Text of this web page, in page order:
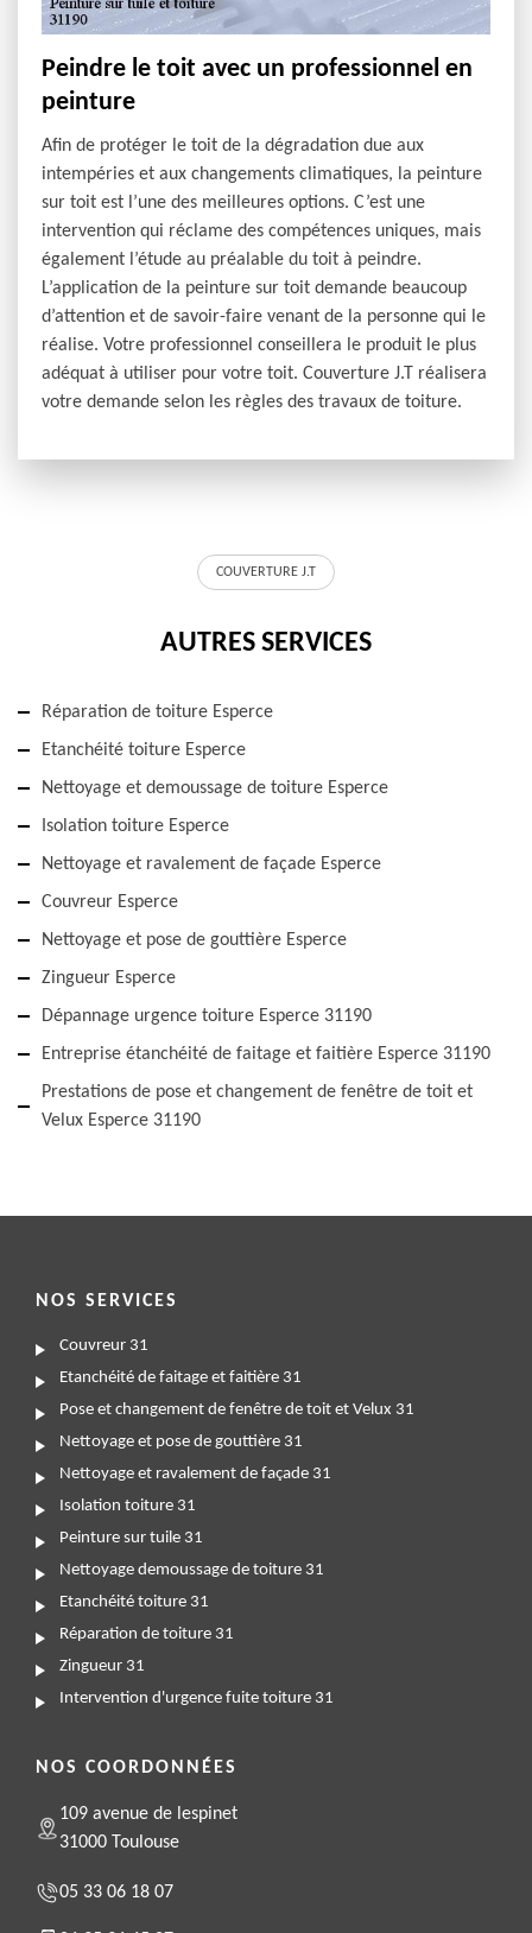
Peindre le toit avec un professionnel en
peinture
Afin de protéger le toit de la dégradation due aux
intempéries et aux changements climatiques, la peinture
sur toit est l’une des meilleures options. C’est une
intervention qui réclame des compétences uniques, mais
également l’étude au préalable du toit à peindre.
L’application de la peinture sur toit demande beaucoup
d’attention et de savoir-faire venant de la personne qui le
réalise. Votre professionnel conseillera le produit le plus
adéquat à utiliser pour votre toit. Couverture J.T réalisera
votre demande selon les règles des travaux de toiture.
COUVERTURE J.T
AUTRES SERVICES
Réparation de toiture Esperce
Etanchéité toiture Esperce
Nettoyage et demoussage de toiture Esperce
Isolation toiture Esperce
Nettoyage et ravalement de façade Esperce
Couvreur Esperce
Nettoyage et pose de gouttière Esperce
Zingueur Esperce
Dépannage urgence toiture Esperce 31190
Entreprise étanchéité de faitage et faitière Esperce 31190
Prestations de pose et changement de fenêtre de toit et
Velux Esperce 31190
NOS SERVICES
Couvreur 31
Etanchéité de faitage et faitière 31
Pose et changement de fenêtre de toit et Velux 31
Nettoyage et pose de gouttière 31
Nettoyage et ravalement de façade 31
Isolation toiture 31
Peinture sur tuile 31
Nettoyage demoussage de toiture 31
Etanchéité toiture 31
Réparation de toiture 31
Zingueur 31
Intervention d'urgence fuite toiture 31
NOS COORDONNÉES
109 avenue de lespinet
31000 Toulouse
05 33 06 18 07